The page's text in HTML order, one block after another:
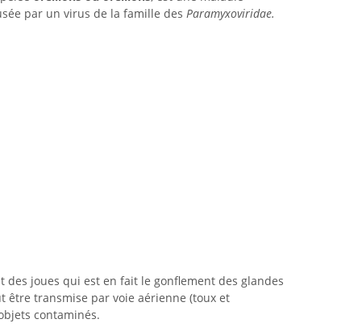
par un virus de la famille des Paramyxoviridae.
joues qui est en fait le gonflement des glandes
être transmise par voie aérienne (toux et
contaminés.